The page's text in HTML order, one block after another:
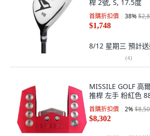
桿 2號, S, 17.5度
首購折扣價 38%
$1,748
8/12 星期三 預計
(4)
MISSILE GOLF 高
推桿 左手 粉紅色
首購折扣價 2%
$8,302